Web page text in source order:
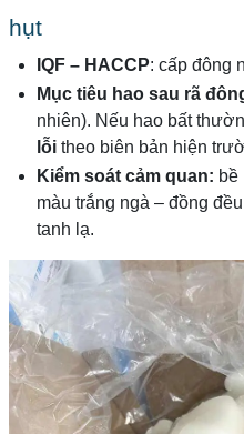
hụt
IQF – HACCP: cấp đông
Mục tiêu hao sau rã
nhiên). Nếu hao bất
lỗitheo biên bản hiện
Kiểm soát cảm quan: bề
màu trắng ngà – đồng
tanh lạ.